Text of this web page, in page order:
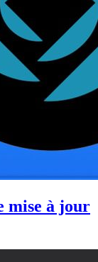
mise à jour